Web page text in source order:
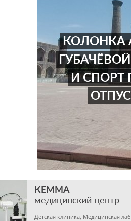
КОЛОНКА
И СПОРТ
КЕММА
медицинский центр